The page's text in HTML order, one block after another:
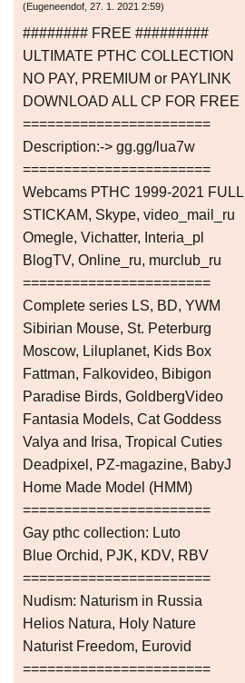
(Eugeneendof, 27. 1. 2021 2:59)
######## FREE #########
ULTIMATE РТНС COLLECTION
NO PAY, PREMIUM or PAYLINK
DOWNLOAD ALL СР FOR FREE
=======================
Description:-> gg.gg/lua7w
=======================
Webcams РТНС 1999-2021 FULL
STICKAM, Skype, video_mail_ru
Omegle, Vichatter, Interia_pl
BlogTV, Online_ru, murclub_ru
=======================
Complete series LS, BD, YWM
Sibirian Mouse, St. Peterburg
Moscow, Liluplanet, Kids Box
Fattman, Falkovideo, Bibigon
Paradise Birds, GoldbergVideo
Fantasia Models, Cat Goddess
Valya and Irisa, Tropical Cuties
Deadpixel, PZ-magazine, BabyJ
Home Made Model (HMM)
=======================
Gay рthс collection: Luto
Blue Orchid, PJK, KDV, RBV
=======================
Nudism: Naturism in Russia
Helios Natura, Holy Nature
Naturist Freedom, Eurovid
=======================